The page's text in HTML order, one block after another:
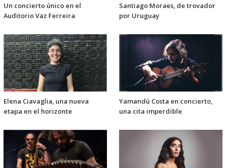
Un concierto único en el
Auditorio Vaz Ferreira
Santiago Moraes, de trovador
por Uruguay
Elena Ciavaglia, una nueva
etapa en el horizonte
Yamandú Costa en concierto,
una cita imperdible